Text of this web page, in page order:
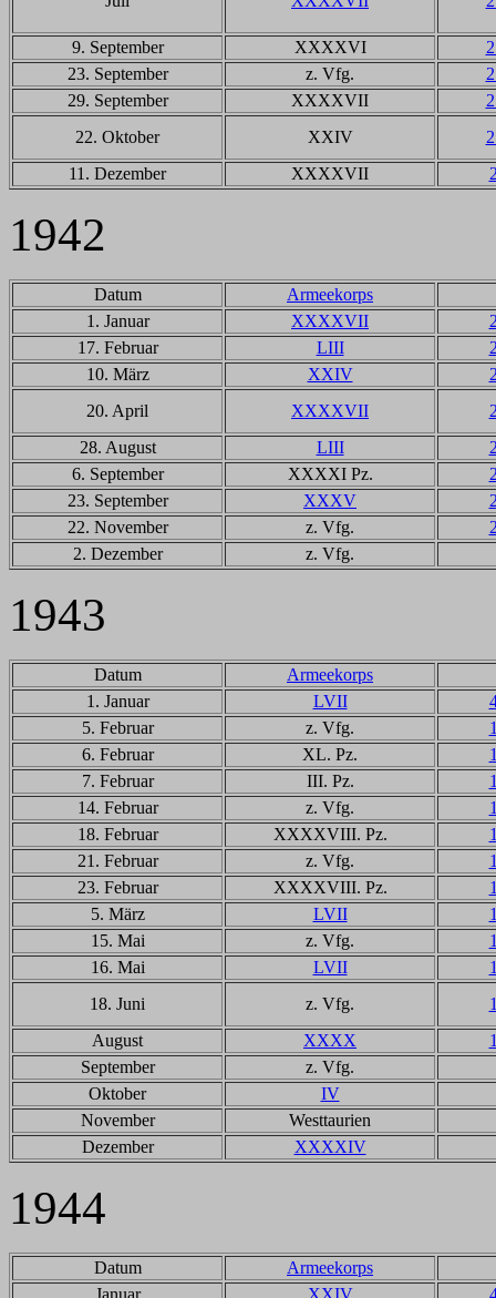
9. September XXXXVI
23. September
z. Vfg.
29. September
XXXXVII
22. Oktober
XXIV
11. Dezember
XXXXVII
1942
Datum
Armeekorps
1. Januar
XXXXVII
17. Februar
LIII
10. März
XXIV
20. April
XXXXVII
28. August
LIII
6. September
XXXXI Pz.
23. September
XXXV
22. November
z. Vfg.
2. Dezember
z. Vfg.
1943
Datum
Armeekorps
1. Januar
LVII
5. Februar
z. Vfg.
6. Februar
XL. Pz.
7. Februar
III. Pz.
14. Februar
z. Vfg.
18. Februar
XXXXVIII. Pz.
21. Februar
z. Vfg.
23. Februar
XXXXVIII. Pz.
5. März
LVII
15. Mai
z. Vfg.
16. Mai
LVII
18. Juni
z. Vfg.
August
XXXX
September
z. Vfg.
Oktober
IV
November
Westtaurien
Dezember
XXXXIV
1944
Datum
Armeekorps
Januar
XXIV